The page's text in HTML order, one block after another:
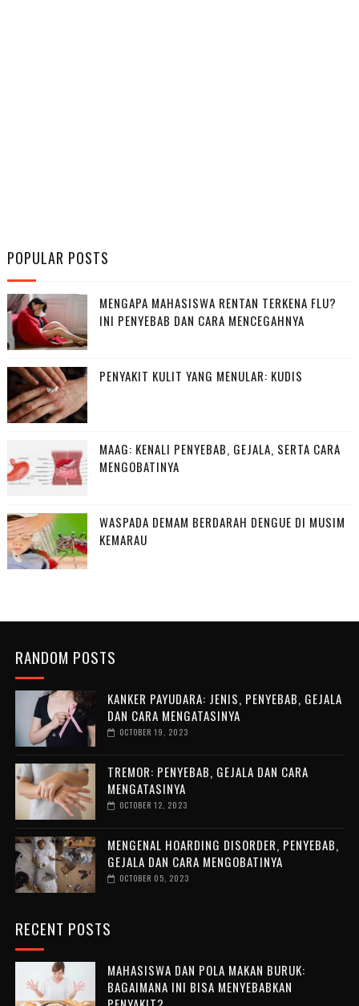
POPULAR POSTS
MENGAPA MAHASISWA RENTAN TERKENA FLU?
INI PENYEBAB DAN CARA MENCEGAHNYA
PENYAKIT KULIT YANG MENULAR: KUDIS
MAAG: KENALI PENYEBAB, GEJALA, SERTA CARA
MENGOBATINYA
WASPADA DEMAM BERDARAH DENGUE DI MUSIM
KEMARAU
RANDOM POSTS
KANKER PAYUDARA: JENIS, PENYEBAB, GEJALA
DAN CARA MENGATASINYA
OCTOBER 19, 2023
TREMOR: PENYEBAB, GEJALA DAN CARA
MENGATASINYA
OCTOBER 12, 2023
MENGENAL HOARDING DISORDER, PENYEBAB,
GEJALA DAN CARA MENGOBATINYA
OCTOBER 05, 2023
RECENT POSTS
MAHASISWA DAN POLA MAKAN BURUK:
BAGAIMANA INI BISA MENYEBABKAN